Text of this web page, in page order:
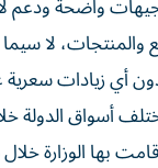
لا سيما
أي زيادات سعرية